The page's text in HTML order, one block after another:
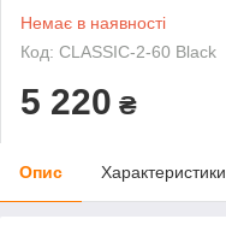
Немає в наявності
Код: CLASSIC-2-60 Black
5 220 ₴
Опис Характеристики